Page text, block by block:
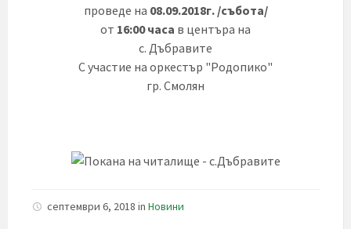
проведе на 08.09.2018г. /събота/
от 16:00 часа в центъра на
с. Дъбравите
С участие на оркестър "Родопико"
гр. Смолян
септември 6, 2018 in Новини